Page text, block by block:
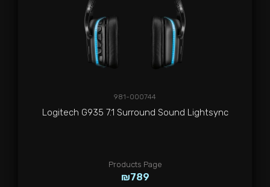
981-000744
Logitech G935 7.1 Surround Sound Lightsync
₪789
Products Page